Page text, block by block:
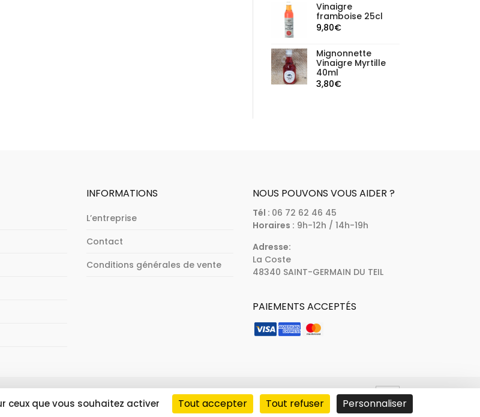
Vinaigre
framboise 25cl
9,80€
Mignonnette
Vinaigre Myrtille
40ml
3,80€
INFORMATIONS
L’entreprise
Contact
Conditions générales de vente
NOUS POUVONS VOUS AIDER ?
Tél : 06 72 62 46 45
Horaires : 9h-12h / 14h-19h
Adresse:
La Coste
48340 SAINT-GERMAIN DU TEIL
PAIEMENTS ACCEPTÉS
ceux que vous souhaitez activer Tout accepter Tout refuser Personnaliser